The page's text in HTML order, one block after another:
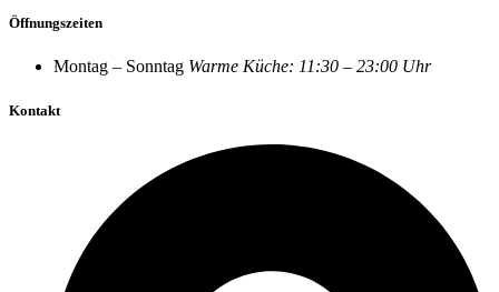
Öffnungszeiten
Montag – Sonntag Warme Küche: 11:30 – 23:00 Uhr
Kontakt